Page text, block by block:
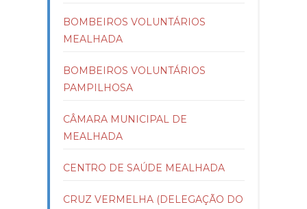
BOMBEIROS VOLUNTÁRIOS
MEALHADA
BOMBEIROS VOLUNTÁRIOS
PAMPILHOSA
CÂMARA MUNICIPAL DE
MEALHADA
CENTRO DE SAÚDE MEALHADA
CRUZ VERMELHA (DELEGAÇÃO DO